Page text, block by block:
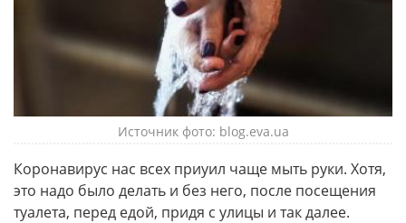
Источник фото: blog.eva.ua
Коронавирус нас всех приуил чаще мыть руки. Хотя,
это надо было делать и без него, после посещения
туалета, перед едой, придя с улицы и так далее.